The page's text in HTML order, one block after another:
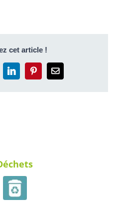
cet article !
LinkedInPinterestEmail